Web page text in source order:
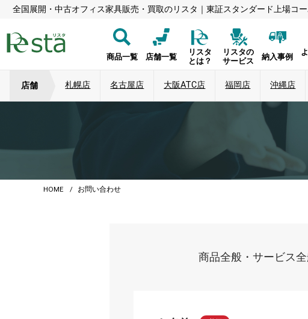
全国展開・中古オフィス家具販売・買取のリスタ｜東証スタンダード上場コ
商品一覧 店舗一覧
リスタ
とは？
リスタの
サービス
納入事例
店舗 札幌店 名古屋店 大阪ATC店 福岡店 沖縄店
HOME お問い合わせ
商品全般・サービス